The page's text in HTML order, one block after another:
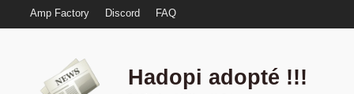
Amp Factory Discord FAQ
Hadopi adopté !!!